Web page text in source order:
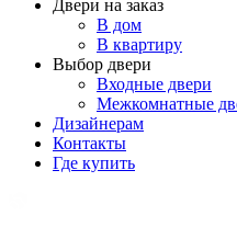
Двери на заказ
В дом
В квартиру
Выбор двери
Входные двери
Межкомнатные
Дизайнерам
Контакты
Где купить